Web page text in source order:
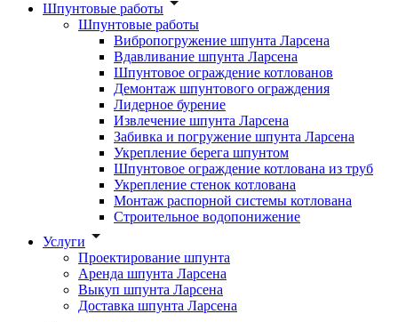
Шпунтовые работы
Шпунтовые работы
Вибропогружение шпунта Ларсена
Вдавливание шпунта Ларсена
Шпунтовое ограждение котлованов
Демонтаж шпунтового ограждения
Лидерное бурение
Извлечение шпунта Ларсена
Забивка и погружение шпунта Ларсена
Укрепление берега шпунтом
Шпунтовое ограждение котлована из труб
Укрепление стенок котлована
Монтаж распорной системы котлована
Строительное водопонижение
Услуги
Проектирование шпунта
Аренда шпунта Ларсена
Выкуп шпунта Ларсена
Доставка шпунта Ларсена